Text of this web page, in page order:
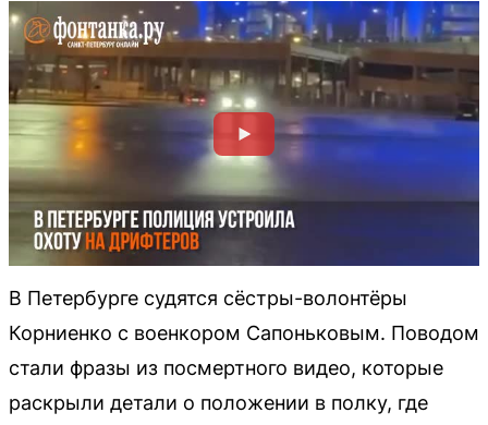
В Петербурге судятся сёстры-волонтёры
Корниенко с военкором Сапоньковым. Поводом
стали фразы из посмертного видео, которые
раскрыли детали о положении в полку, где